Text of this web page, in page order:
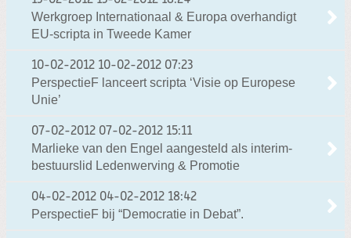
Werkgroep Internationaal & Europa overhandigt
EU-scripta in Tweede Kamer
10-02-2012 10-02-2012 07:23
PerspectieF lanceert scripta ‘Visie op Europese
Unie’
07-02-2012 07-02-2012 15:11
Marlieke van den Engel aangesteld als interim-
bestuurslid Ledenwerving & Promotie
04-02-2012 04-02-2012 18:42
PerspectieF bij “Democratie in Debat”.